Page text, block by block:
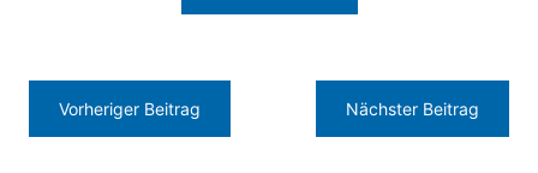
Vorheriger Beitrag Nächster Beitrag